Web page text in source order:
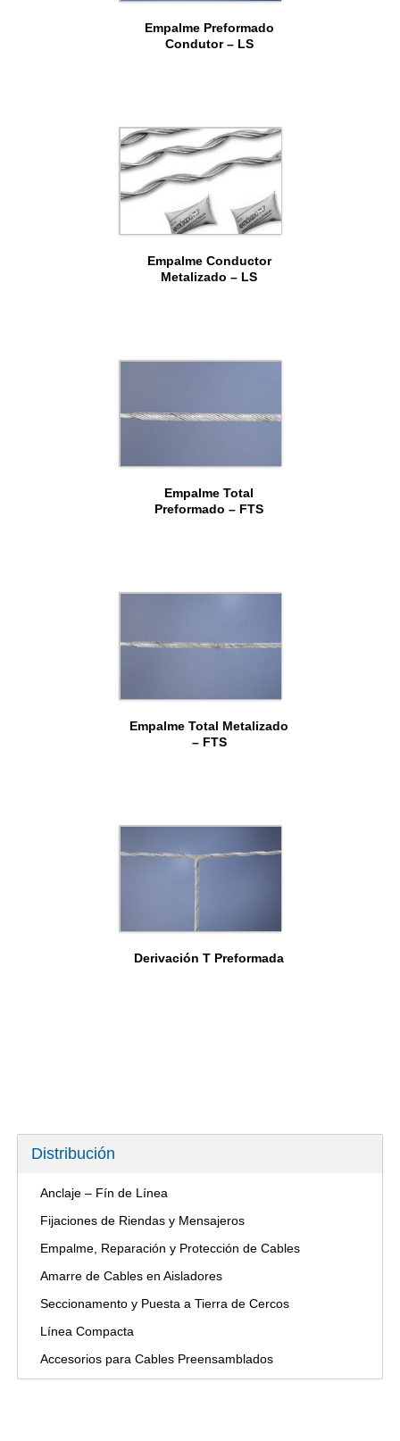
Empalme Preformado
Condutor – LS
Empalme Conductor
Metalizado – LS
Empalme Total
Preformado – FTS
Empalme Total Metalizado
– FTS
Derivación T Preformada
Distribución
Anclaje – Fín de Línea
Fijaciones de Riendas y Mensajeros
Empalme, Reparación y Protección de Cables
Amarre de Cables en Aisladores
Seccionamento y Puesta a Tierra de Cercos
Línea Compacta
Accesorios para Cables Preensamblados